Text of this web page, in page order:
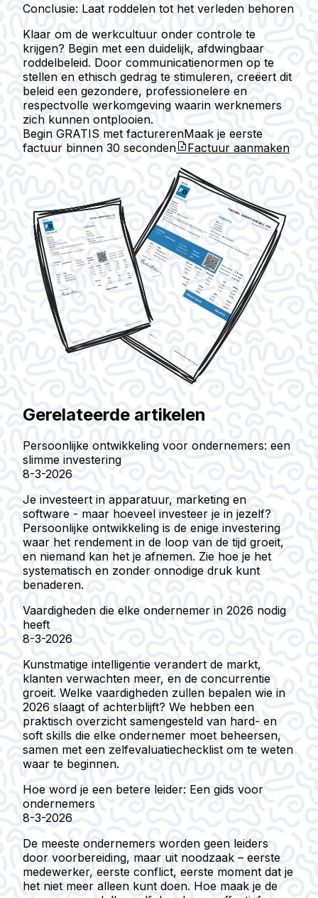
Conclusie: Laat roddelen tot het verleden behoren
Klaar om de werkcultuur onder controle te
krijgen? Begin met een duidelijk, afdwingbaar
roddelbeleid. Door communicatienormen op te
stellen en ethisch gedrag te stimuleren, creëert dit
beleid een gezondere, professionelere en
respectvolle werkomgeving waarin werknemers
zich kunnen ontplooien.
Begin GRATIS met facturerenMaak je eerste
factuur binnen 30 seconden Factuur aanmaken
Gerelateerde artikelen
Persoonlijke ontwikkeling voor ondernemers: een
slimme investering
8-3-2026
Je investeert in apparatuur, marketing en
software - maar hoeveel investeer je in jezelf?
Persoonlijke ontwikkeling is de enige investering
waar het rendement in de loop van de tijd groeit,
en niemand kan het je afnemen. Zie hoe je het
systematisch en zonder onnodige druk kunt
benaderen.
Vaardigheden die elke ondernemer in 2026 nodig
heeft
8-3-2026
Kunstmatige intelligentie verandert de markt,
klanten verwachten meer, en de concurrentie
groeit. Welke vaardigheden zullen bepalen wie in
2026 slaagt of achterblijft? We hebben een
praktisch overzicht samengesteld van hard- en
soft skills die elke ondernemer moet beheersen,
samen met een zelfevaluatiechecklist om te weten
waar te beginnen.
Hoe word je een betere leider: Een gids voor
ondernemers
8-3-2026
De meeste ondernemers worden geen leiders
door voorbereiding, maar uit noodzaak – eerste
medewerker, eerste conflict, eerste moment dat je
het niet meer alleen kunt doen. Hoe maak je de